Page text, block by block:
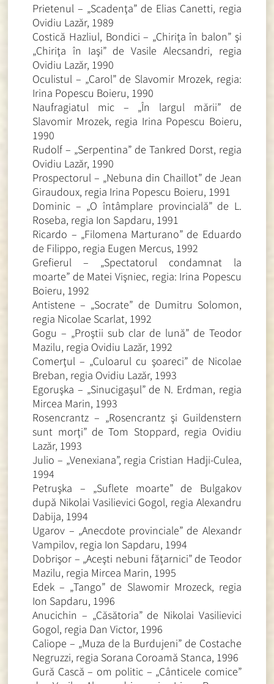
Prietenul – „Scadenţa” de Elias Canetti, regia
Ovidiu Lazăr, 1989
Costică Hazliul, Bondici – „Chiriţa în balon” şi
„Chiriţa în Iaşi” de Vasile Alecsandri, regia
Ovidiu Lazăr, 1990
Oculistul – „Carol” de Slavomir Mrozek, regia:
Irina Popescu Boieru, 1990
Naufragiatul mic – „În largul mării” de
Slavomir Mrozek, regia Irina Popescu Boieru,
1990
Rudolf – „Serpentina” de Tankred Dorst, regia
Ovidiu Lazăr, 1990
Prospectorul – „Nebuna din Chaillot” de Jean
Giraudoux, regia Irina Popescu Boieru, 1991
Dominic – „O întâmplare provincială” de L.
Roseba, regia Ion Sapdaru, 1991
Ricardo – „Filomena Marturano” de Eduardo
de Filippo, regia Eugen Mercus, 1992
Grefierul – „Spectatorul condamnat la
moarte” de Matei Vişniec, regia: Irina Popescu
Boieru, 1992
Antistene – „Socrate” de Dumitru Solomon,
regia Nicolae Scarlat, 1992
Gogu – „Proştii sub clar de lună” de Teodor
Mazilu, regia Ovidiu Lazăr, 1992
Comerţul – „Culoarul cu şoareci” de Nicolae
Breban, regia Ovidiu Lazăr, 1993
Egoruşka – „Sinucigaşul” de N. Erdman, regia
Mircea Marin, 1993
Rosencrantz – „Rosencrantz şi Guildenstern
sunt morţi” de Tom Stoppard, regia Ovidiu
Lazăr, 1993
Julio – „Venexiana”, regia Cristian Hadji-Culea,
1994
Petruşka – „Suflete moarte” de Bulgakov
după Nikolai Vasilievici Gogol, regia Alexandru
Dabija, 1994
Ugarov – „Anecdote provinciale” de Alexandr
Vampilov, regia Ion Sapdaru, 1994
Dobrişor – „Aceşti nebuni făţarnici” de Teodor
Mazilu, regia Mircea Marin, 1995
Edek – „Tango” de Slawomir Mrozeck, regia
Ion Sapdaru, 1996
Anucichin – „Căsătoria” de Nikolai Vasilievici
Gogol, regia Dan Victor, 1996
Caliope – „Muza de la Burdujeni” de Costache
Negruzzi, regia Sorana Coroamă Stanca, 1996
Gură Cască – om politic – „Cânticele comice”